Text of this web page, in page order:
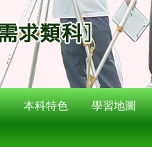
本科特色 學習地圖